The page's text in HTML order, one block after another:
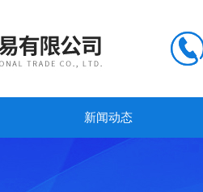
新闻动态